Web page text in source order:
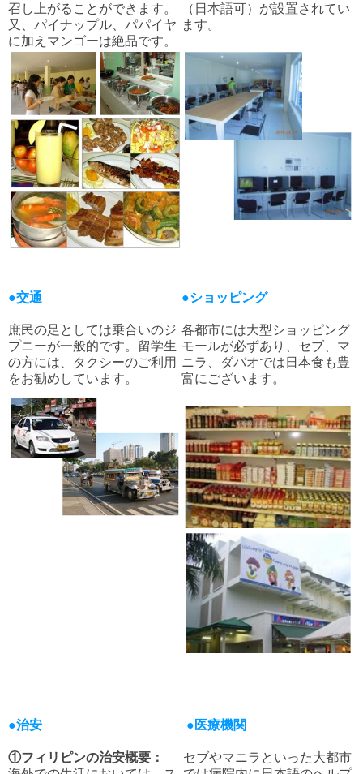
召し上がることができます。
又、パイナップル、パパイヤ
に加えマンゴーは絶品です。
（日本語可）が設置されてい
ます。
●交通
庶民の足としては乗合いのジ
プニーが一般的です。留学生
の方には、タクシーのご利用
をお勧めしています。
●ショッピング
各都市には大型ショッピング
モールが必ずあり、セブ、マ
ニラ、ダバオでは日本食も豊
富にございます。
●治安
①フィリピンの治安概要：
●医療機関
セブやマニラといった大都市